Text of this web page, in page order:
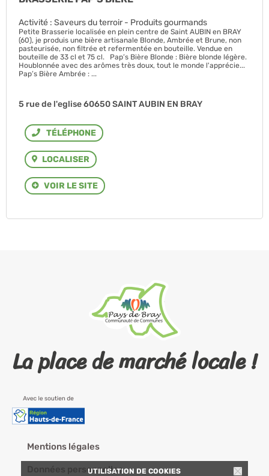
UTILISATION DE COOKIES
Activité : Saveurs du terroir - Produits gourmands
Petite Brasserie localisée en plein centre de Saint AUBIN en BRAY
(60), je produis une bière artisanale Blonde, Ambrée et Brune, non
pasteurisée, non filtrée et refermentée en bouteille. Vendue en
bouteille de 33 cl et 75 cl. Pap’s Bière Blonde : Bière blonde légère.
Houblonnée avec des arômes très doux, tout le monde l'apprécie...
Pap’s Bière Ambrée : ...
5 rue de l'eglise 60650 SAINT AUBIN EN BRAY
Téléphone
LOCALISER
VOIR LE SITE
La place de marché locale !
Mentions légales
Données personnelles